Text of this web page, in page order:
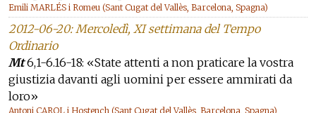
Emili MARLÉS i Romeu (Sant Cugat del Vallès, Barcelona, Spagna)
2012-06-20: Mercoledì, XI settimana del Tempo
Ordinario
Mt6,1-6.16-18: «State attenti a non praticare la vostra
giustizia davanti agli uomini per essere ammirati da
loro»
Antoni CAROL i Hostench (Sant Cugat del Vallès, Barcelona, Spagna)